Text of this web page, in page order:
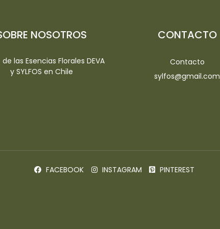
NOSOTROS
de las Esencias Florales DEVA
y SYLFOS en Chile
CONTACTO
Contacto
sylfos@gmail.com
FACEBOOK INSTAGRAM PINTEREST